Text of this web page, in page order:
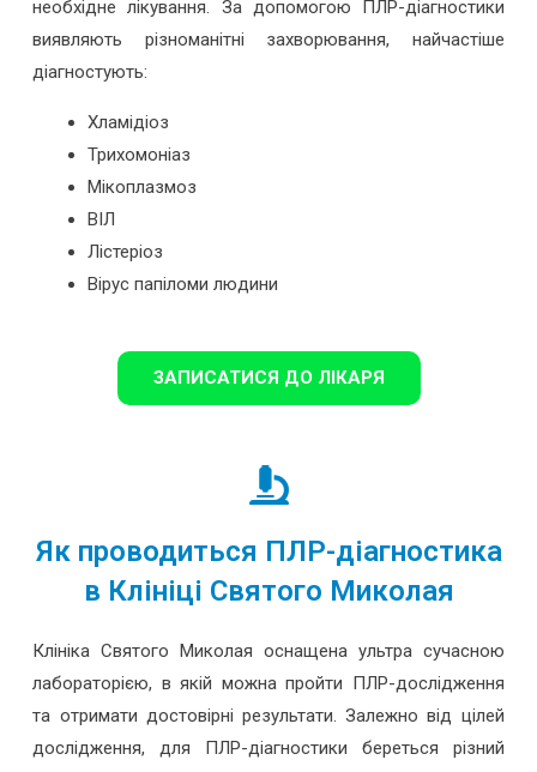
необхідне лікування. За допомогою ПЛР-діагностики
виявляють різноманітні захворювання, найчастіше
діагностують:
Хламідіоз
Трихомоніаз
Мікоплазмоз
ВІЛ
Лістеріоз
Вірус папіломи людини
ЗАПИСАТИСЯ ДО ЛІКАРЯ
Як проводиться ПЛР-діагностика
в Клініці Святого Миколая
Клініка Святого Миколая оснащена ультра сучасною
лабораторією, в якій можна пройти ПЛР-дослідження
та отримати достовірні результати. Залежно від цілей
дослідження, для ПЛР-діагностики береться різний